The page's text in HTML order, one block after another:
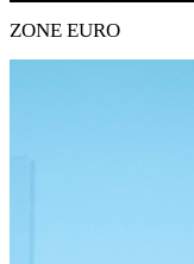
ZONE EURO